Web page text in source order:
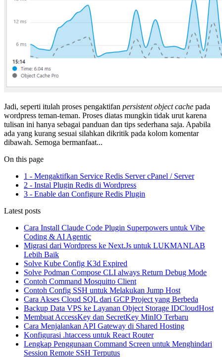
Jadi, seperti itulah proses pengaktifan persistent object cache pada
wordpress teman-teman. Proses diatas mungkin tidak urut karena
tulisan ini hanya sebagai panduan dan tips sederhana saja. Apabila
ada yang kurang sesuai silahkan dikritik pada kolom komentar
dibawah. Semoga bermanfaat...
On this page
1 - Mengaktifkan Service Redis Server cPanel / Server
2 - Instal Plugin Redis di Wordpress
3 - Enable dan Configure Redis Plugin
Latest posts
Cara Install Claude Code Plugin Superpowers untuk Vibe
Coding & AI Agentic
Migrasi dari Wordpress ke Next.Js untuk LUKMANLAB
Lebih Baik
Solve Kube Config K3d Expired
Solve Podman Compose CLI always Return Debug Mode
Contoh Command Mosquitto Client
Contoh Config SSH untuk Melakukan Jump Host
Cara Akses Cloud SQL dari GCP Project yang Berbeda
Backup Data VPS ke Layanan Object Storage IDCloudHost
Membuat AccessKey dan SecretKey MinIO Terbaru
Cara Menjalankan API Gateway di Shared Hosting
Konfigurasi .htaccess untuk React Router
Lengkap Penggunaan Command Screen untuk Menghindari
Session Remote SSH Terputus